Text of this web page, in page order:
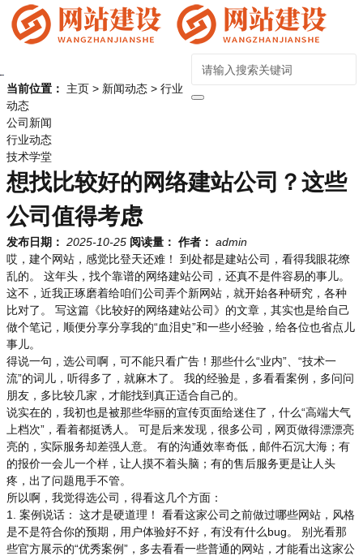
当前位置： 主页 > 新闻动态 > 行业
动态
公司新闻
行业动态
技术学堂
想找比较好的网络建站公司？这些
公司值得考虑
发布日期： 2025-10-25 阅读量： 作者： admin
哎，建个网站，感觉比登天还难！ 到处都是建站公司，看得我眼花缭
乱的。 这年头，找个靠谱的网络建站公司，还真不是件容易的事儿。
这不，近我正琢磨着给咱们公司弄个新网站，就开始各种研究，各种
比对了。 写这篇《比较好的网络建站公司》的文章，其实也是给自己
做个笔记，顺便分享分享我的“血泪史”和一些小经验，给各位也省点儿
事儿。
得说一句，选公司啊，可不能只看广告！那些什么“业内”、“技术一
流”的词儿，听得多了，就麻木了。 我的经验是，多看看案例，多问问
朋友，多比较几家，才能找到真正适合自己的。
说实在的，我初也是被那些华丽的宣传页面给迷住了，什么“高端大气
上档次”，看着都挺诱人。 可是后来发现，很多公司，网页做得漂漂亮
亮的，实际服务却差强人意。 有的沟通效率奇低，邮件石沉大海；有
的报价一会儿一个样，让人摸不着头脑；有的售后服务更是让人头
疼，出了问题甩手不管。
所以啊，我觉得选公司，得看这几个方面：
1. 案例说话： 这才是硬道理！ 看看这家公司之前做过哪些网站，风格
是不是符合你的预期，用户体验好不好，有没有什么bug。 别光看那
些官方展示的“优秀案例”，多去看看一些普通的网站，才能看出这家公